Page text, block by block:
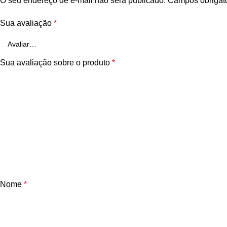
Sua avaliação *
Sua avaliação sobre o produto *
Nome *